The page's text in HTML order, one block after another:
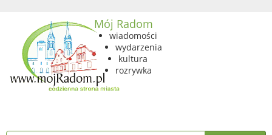
Mój Radom
wiadomości
wydarzenia
kultura
rozrywka